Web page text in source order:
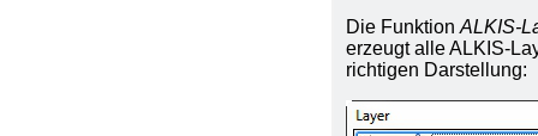
Die FunktionALKIS-
erzeugt alle ALKIS-
richtigen Darstellung: